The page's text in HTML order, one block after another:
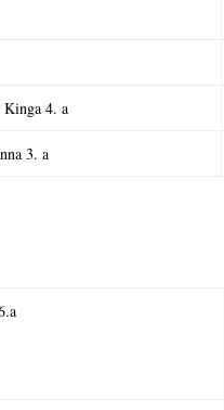
Kinga 4. a
3. a